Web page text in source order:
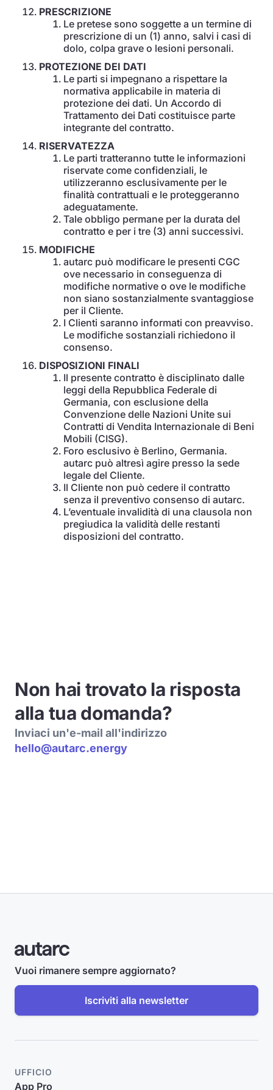
PRESCRIZIONE
Le pretese sono soggette a un termine di
prescrizione di un (1) anno, salvi i casi di
dolo, colpa grave o lesioni personali.
PROTEZIONE DEI DATI
Le parti si impegnano a rispettare la
normativa applicabile in materia di
protezione dei dati. Un Accordo di
Trattamento dei Dati costituisce parte
integrante del contratto.
RISERVATEZZA
Le parti tratteranno tutte le informazioni
riservate come confidenziali, le
utilizzeranno esclusivamente per le
finalità contrattuali e le proteggeranno
adeguatamente.
Tale obbligo permane per la durata del
contratto e per i tre (3) anni successivi.
MODIFICHE
autarc può modificare le presenti CGC
ove necessario in conseguenza di
modifiche normative o ove le modifiche
non siano sostanzialmente svantaggiose
per il Cliente.
I Clienti saranno informati con preavviso.
Le modifiche sostanziali richiedono il
consenso.
DISPOSIZIONI FINALI
Il presente contratto è disciplinato dalle
leggi della Repubblica Federale di
Germania, con esclusione della
Convenzione delle Nazioni Unite sui
Contratti di Vendita Internazionale di Beni
Mobili (CISG).
Foro esclusivo è Berlino, Germania.
autarc può altresì agire presso la sede
legale del Cliente.
Il Cliente non può cedere il contratto
senza il preventivo consenso di autarc.
L’eventuale invalidità di una clausola non
pregiudica la validità delle restanti
disposizioni del contratto.
Non hai trovato la risposta
alla tua domanda?
Inviaci un'e-mail all'indirizzo
hello@autarc.energy
Vuoi rimanere sempre aggiornato?
Iscriviti alla newsletter
UFFICIO
App Pro